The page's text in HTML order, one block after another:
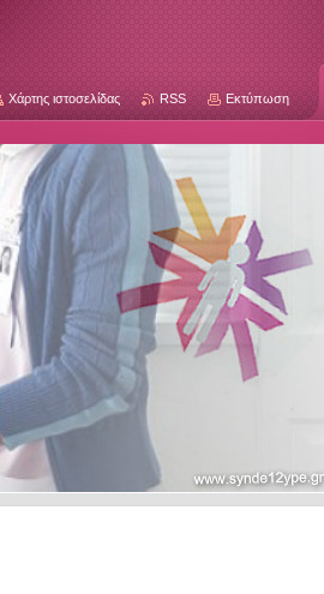
Χάρτης ιστοσελίδας RSS Εκτύπωση